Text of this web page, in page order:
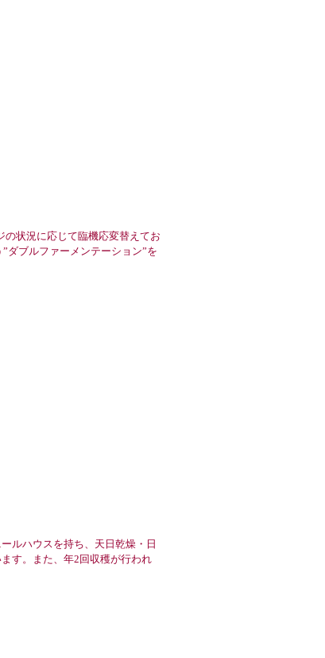
の状況に応じて臨機応変替えてお
ダブルファーメンテーション”を
ルハウスを持ち、天日乾燥・日
す。また、年2回収穫が行われ